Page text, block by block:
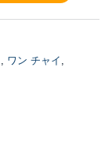
, ワン チャイ ,